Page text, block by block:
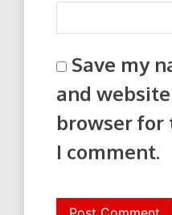
Save my
and
browser
I comment.